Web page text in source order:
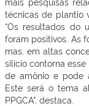
técnicas de plantio
“Os resultados do
foram positivos. As
mas, em altas
silício contorna
de amônio e pode
Este será o tema
PPGCA”, destaca.